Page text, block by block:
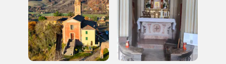
I Luoghi del Cuore